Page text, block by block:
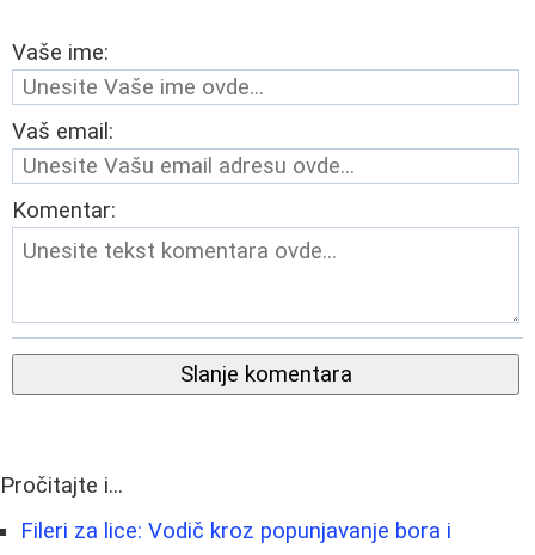
Vaše ime:
Vaš email:
Komentar:
Slanje komentara
Pročitajte i...
Fileri za lice: Vodič kroz popunjavanje bora i